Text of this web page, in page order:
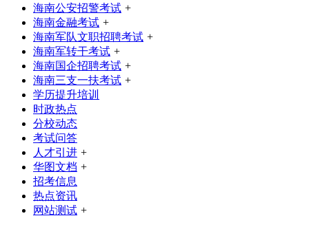
海南公安招警考试 +
海南金融考试 +
海南军队文职招聘考试 +
海南军转干考试 +
海南国企招聘考试 +
海南三支一扶考试 +
学历提升培训
时政热点
分校动态
考试问答
人才引进 +
华图文档 +
招考信息
热点资讯
网站测试 +